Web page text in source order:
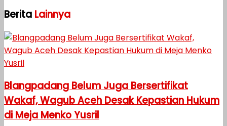
Berita Lainnya
Blangpadang Belum Juga Bersertifikat
Wakaf, Wagub Aceh Desak Kepastian Hukum
di Meja Menko Yusril